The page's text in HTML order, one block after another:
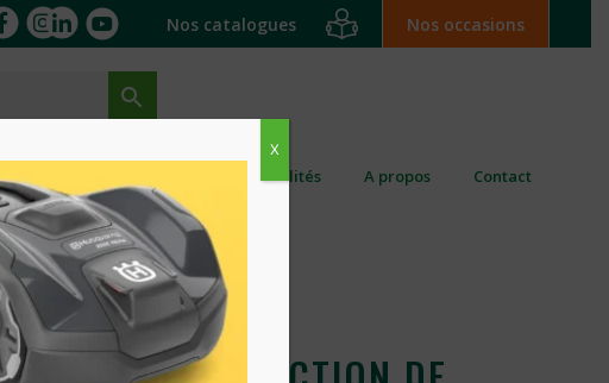
Nos catalogues Nos occasions
Actualités A propos Contact
X